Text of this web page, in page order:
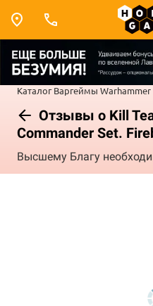
Каталог Варгеймы Warhammer
Отзывы о Kill
Commander Set.
Высшему Благу